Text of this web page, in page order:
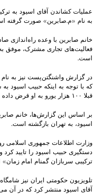
عملیات کشاندن آقای اسیود به
به نام «م.صابرین» صورت گرفته
خانم صابرین با وعده راه‌اندازی
فعالیت‌های تجاری مشترک، موفق
است.
در گزارش واشنگتن‌پست نیز به
که با توجه به اینکه حبیب اسیود
قبلا ۱۰۰ هزار یورو به او قرض داده بود.
بر اساس این گزارش‌ها، خانم
اسیود، به تهران بازگشته است.
دستگیری حبیب اسیود را تایید
ترکیبی سربازان گمنام امام
آقای اسیود منتشر کرد که در آن